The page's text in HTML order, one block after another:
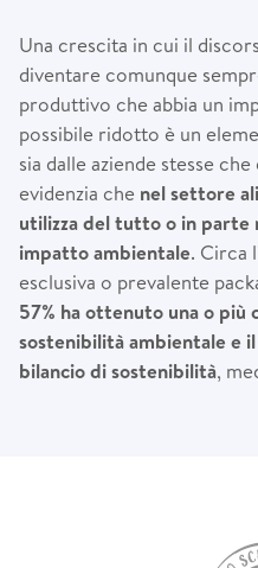
Una crescita in cui il
diventare comunque
produttivo che abbia un
possibile ridotto è un
sia dalle aziende stesse
evidenzia che nel settore
utilizza del tutto o in
impatto ambientale. Circa
esclusiva o prevalente
57% ha ottenuto una o più
sostenibilitàambientale e
bilancio di sostenibilità,